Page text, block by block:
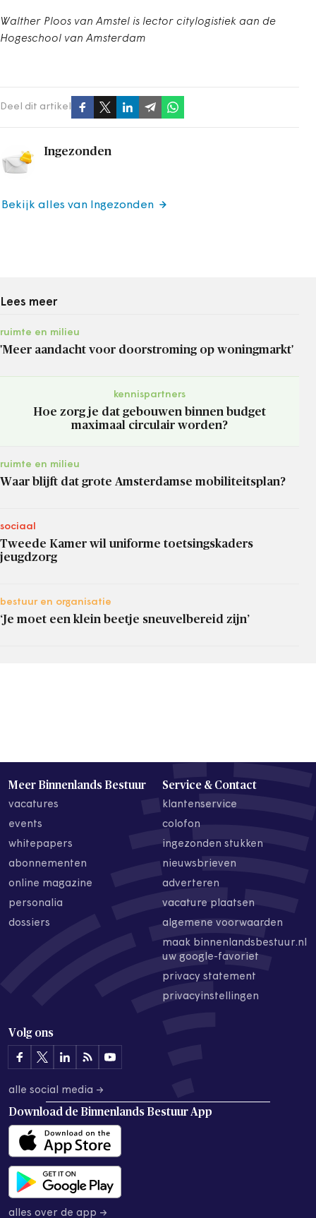
Walther Ploos van Amstel is lector citylogistiek aan de
Hogeschool van Amsterdam
Deel dit artikel
Ingezonden
Bekijk alles van Ingezonden
Lees meer
ruimte en milieu
'Meer aandacht voor doorstroming op woningmarkt'
kennispartners
Hoe zorg je dat gebouwen binnen budget
maximaal circulair worden?
ruimte en milieu
Waar blijft dat grote Amsterdamse mobiliteitsplan?
sociaal
Tweede Kamer wil uniforme toetsingskaders
jeugdzorg
bestuur en organisatie
‘Je moet een klein beetje sneuvelbereid zijn’
Meer Binnenlands Bestuur
vacatures
events
whitepapers
abonnementen
online magazine
personalia
dossiers
Service & Contact
klantenservice
colofon
ingezonden stukken
nieuwsbrieven
adverteren
vacature plaatsen
algemene voorwaarden
maak binnenlandsbestuur.nl
uw google-favoriet
privacy statement
privacyinstellingen
Volg ons
alle social media →
Download de Binnenlands Bestuur App
alles over de app →